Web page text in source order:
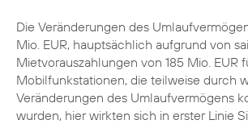
Die Veränderungen des
Mio. EUR, hauptsächlich aufgrund von
Mietvorauszahlungen von 185 Mio. EUR
Mobilfunkstationen, die teilweise durch
Veränderungen des Umlaufvermögens
wurden, hier wirkten sich in erster Linie